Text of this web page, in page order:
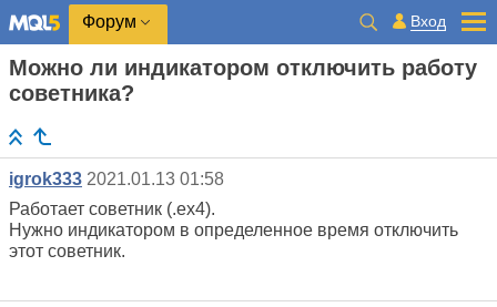
Форум Вход
Можно ли индикатором отключить работу
советника?
igrok333 2021.01.13 01:58
Работает советник (.ex4).
Нужно индикатором в определенное время отключить
этот советник.